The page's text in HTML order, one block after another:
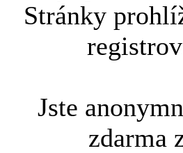
Stránky
Jste
zdarma